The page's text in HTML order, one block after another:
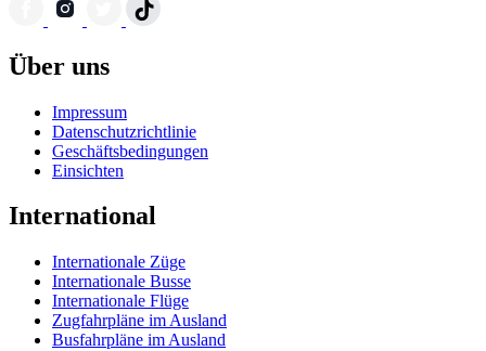
Über uns
Impressum
Datenschutzrichtlinie
Geschäftsbedingungen
Einsichten
International
Internationale Züge
Internationale Busse
Internationale Flüge
Zugfahrpläne im Ausland
Busfahrpläne im Ausland